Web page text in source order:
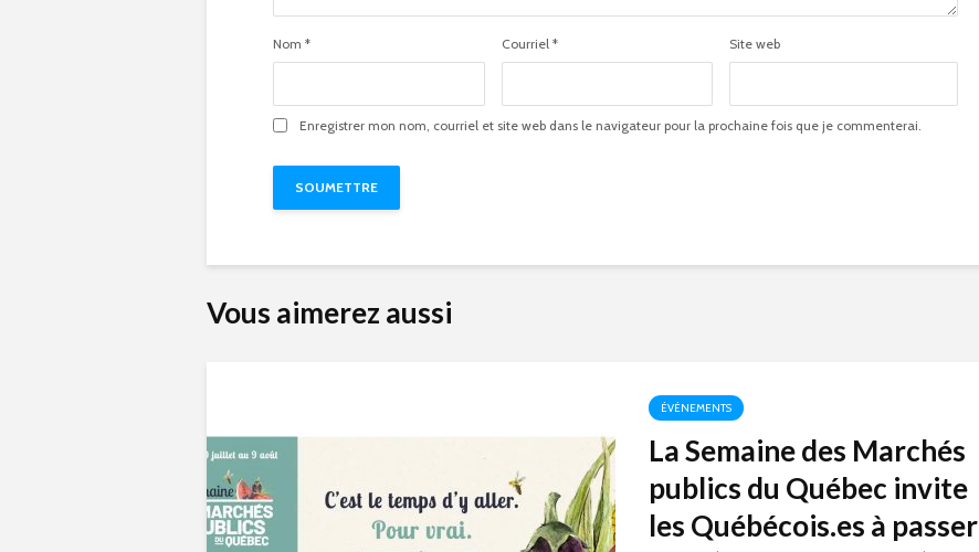
Nom * Courriel * Site web
Enregistrer mon nom, courriel et site web dans le navigateur pour la prochaine fois que je commenterai.
Vous aimerez aussi
ÉVÉNEMENTS
La Semaine des Marchés
publics du Québec invite
les Québécois.es à passer